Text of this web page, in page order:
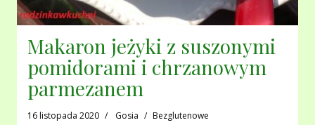
Makaron jeżyki z suszonymi
pomidorami i chrzanowym
parmezanem
16 listopada 2020 Gosia Bezglutenowe